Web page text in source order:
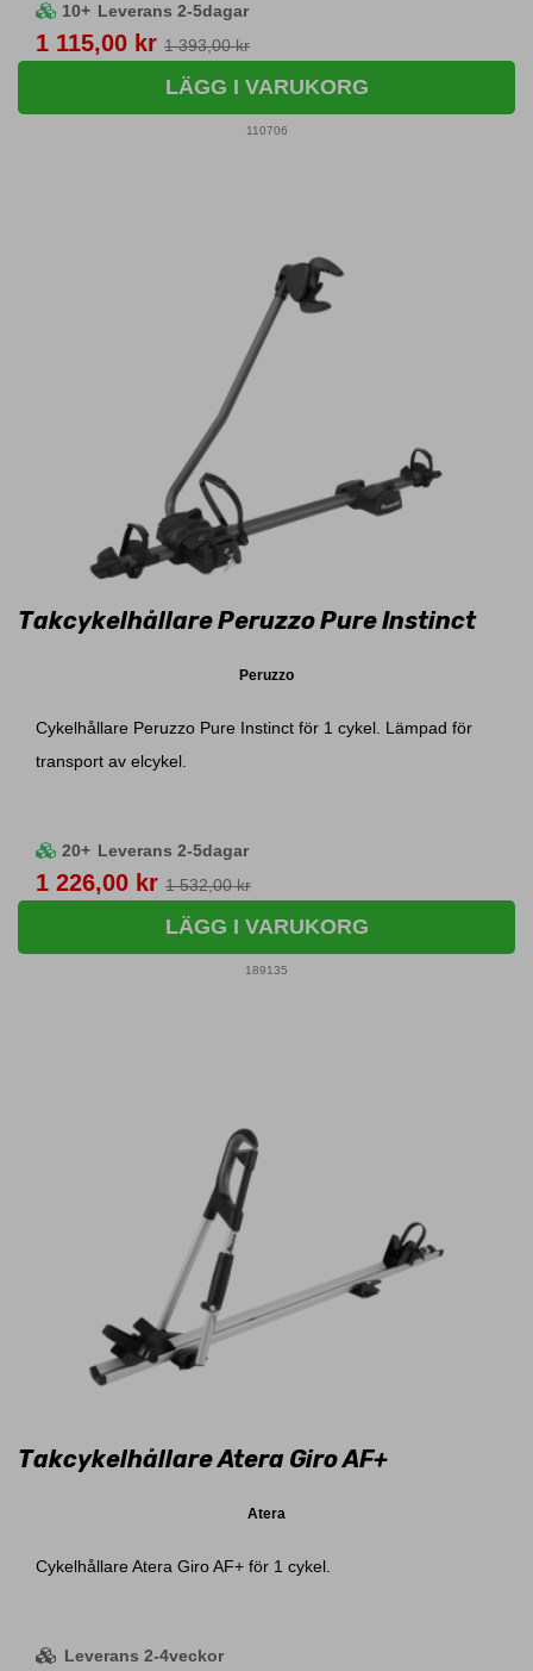
10+ Leverans 2-5dagar
Pris
1 115,00 kr 1 393,00 kr
LÄGG I VARUKORG
110706
Takcykelhållare Peruzzo Pure Instinct
Peruzzo
Cykelhållare Peruzzo Pure Instinct för 1 cykel. Lämpad för
transport av elcykel.
20+ Leverans 2-5dagar
Pris
1 226,00 kr 1 532,00 kr
LÄGG I VARUKORG
189135
Takcykelhållare Atera Giro AF+
Atera
Cykelhållare Atera Giro AF+ för 1 cykel.
Leverans 2-4veckor